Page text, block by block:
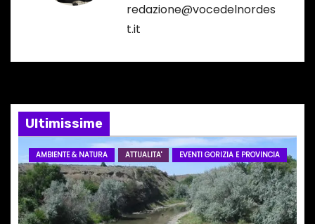
n
e
a
r
t
i
redazione@vocedelnordes
t.it
Ultimissime
AMBIENTE & NATURA ATTUALITA' EVENTI GORIZIA E PROVINCIA